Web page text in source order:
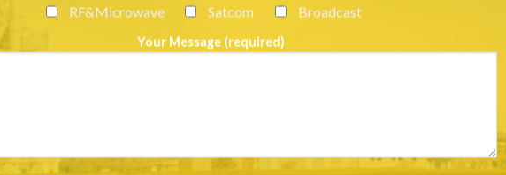
RF&Microwave Satcom Broadcast
Your Message (required)